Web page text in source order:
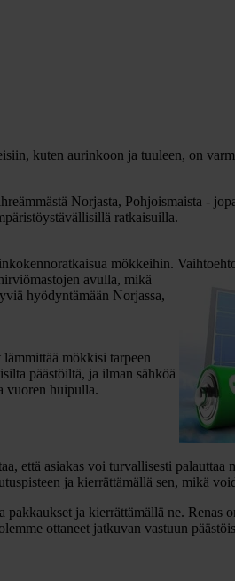
kuten aurinkoon ja tuuleen, on
Norjasta, Pohjoismaista -
ratkaisuilla.
mökkeihin.
avulla, mikä
hyödyntämään Norjassa,
mökkisi tarpeen
päästöiltä, ​​ja ilman sähköä
vuoren huipulla.
että asiakas voi turvallisesti palauttaa
ja kierrättämällä sen, mikä
ja kierrättämällä ne. Renas
ottaneet jatkuvan vastuun